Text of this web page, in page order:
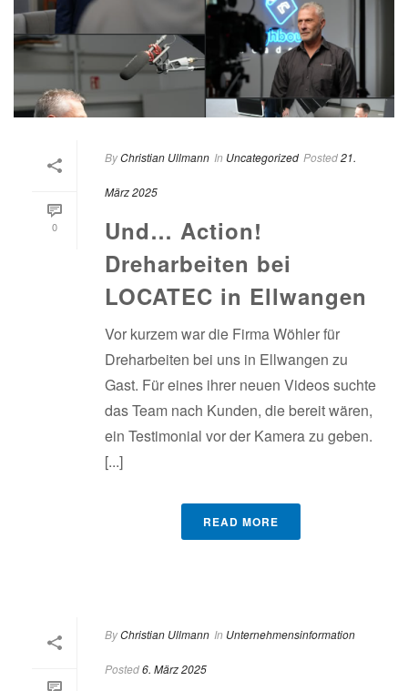
0
ByChristian Ullmann In Uncategorized Posted21.
März 2025
Und… Action!
Dreharbeiten bei
LOCATEC in Ellwangen
Vor kurzem war die Firma Wöhler für
Dreharbeiten bei uns in Ellwangen zu
Gast. Für eines ihrer neuen Videos suchte
das Team nach Kunden, die bereit wären,
ein Testimonial vor der Kamera zu geben.
[...]
READ MORE
ByChristian Ullmann In Unternehmensinformation
Posted6. März 2025